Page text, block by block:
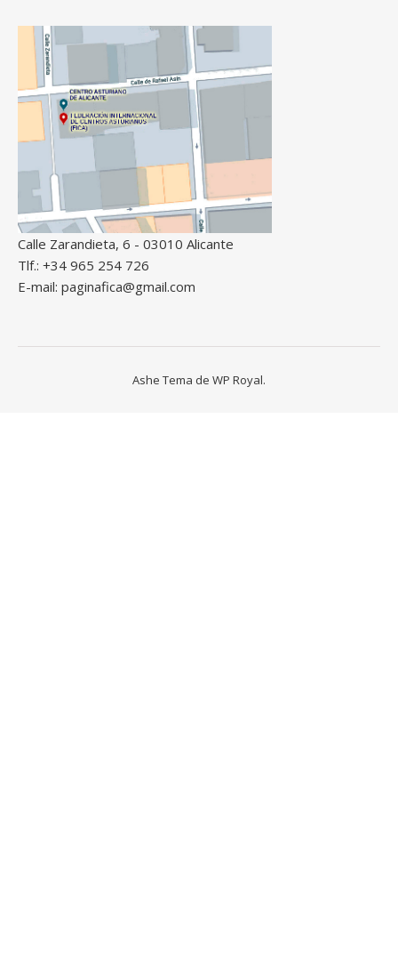
Calle Zarandieta, 6 - 03010 Alicante
Tlf.: +34 965 254 726
E-mail: paginafica@gmail.com
Ashe Tema de WP Royal.